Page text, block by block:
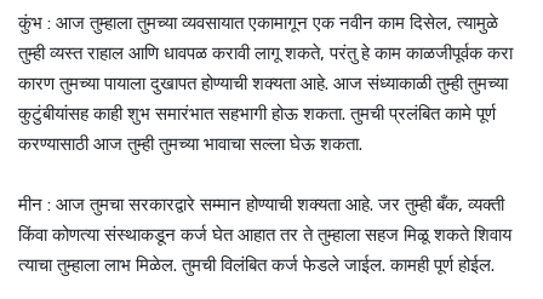
कुंभ : आज तुम्हाला तुमच्या व्यवसायात एकामागून एक नवीन काम दिसेल, त्यामुळे
तुम्ही व्यस्त राहाल आणि धावपळ करावी लागू शकते, परंतु हे काम काळजीपूर्वक करा
कारण तुमच्या पायाला दुखापत होण्याची शक्यता आहे. आज संध्याकाळी तुम्ही तुमच्या
कुटुंबीयांसह काही शुभ समारंभात सहभागी होऊ शकता. तुमची प्रलंबित कामे पूर्ण
करण्यासाठी आज तुम्ही तुमच्या भावाचा सल्ला घेऊ शकता. ​
मीन : आज तुमचा सरकारद्वारे सम्मान होण्याची शक्यता आहे. जर तुम्ही बँक, व्यक्ती
किंवा कोणत्या संस्थाकडून कर्ज घेत आहात तर ते तुम्हाला सहज मिळू शकते शिवाय
त्याचा तुम्हाला लाभ मिळेल. तुमची विलंबित कर्ज फेडले जाईल. कामही पूर्ण होईल.